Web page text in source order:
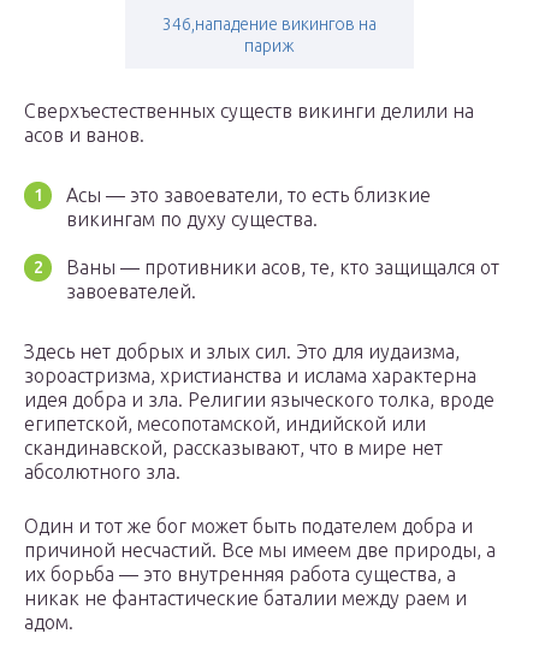
346,нападение викингов на
париж
Сверхъестественных существ викинги делили на
асов и ванов.
Асы — это завоеватели, то есть близкие
викингам по духу существа.
Ваны — противники асов, те, кто защищался от
завоевателей.
Здесь нет добрых и злых сил. Это для иудаизма,
зороастризма, христианства и ислама характерна
идея добра и зла. Религии языческого толка, вроде
египетской, месопотамской, индийской или
скандинавской, рассказывают, что в мире нет
абсолютного зла.
Один и тот же бог может быть подателем добра и
причиной несчастий. Все мы имеем две природы, а
их борьба — это внутренняя работа существа, а
никак не фантастические баталии между раем и
адом.